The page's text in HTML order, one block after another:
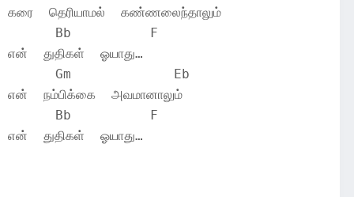
கரை  தெரியாமல்  கண்ணலைந்தாலும்
      Bb	  F
என்  துதிகள்  ஓயாது…
      Gm	     Eb
என்  நம்பிக்கை  அவமானாலும்
      Bb	  F
என்  துதிகள்  ஓயாது…